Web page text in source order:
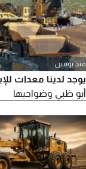
منذ يومين
يوجد لدينا معدات
أبو ظبي وضواحيها